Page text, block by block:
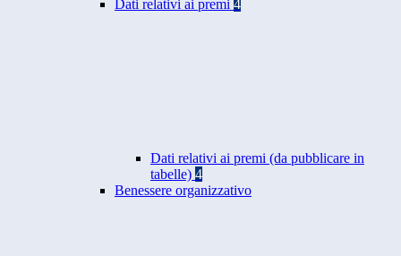
Dati relativi ai premi 4
Dati relativi ai premi (da pubblicare in
tabelle) 4
Benessere organizzativo